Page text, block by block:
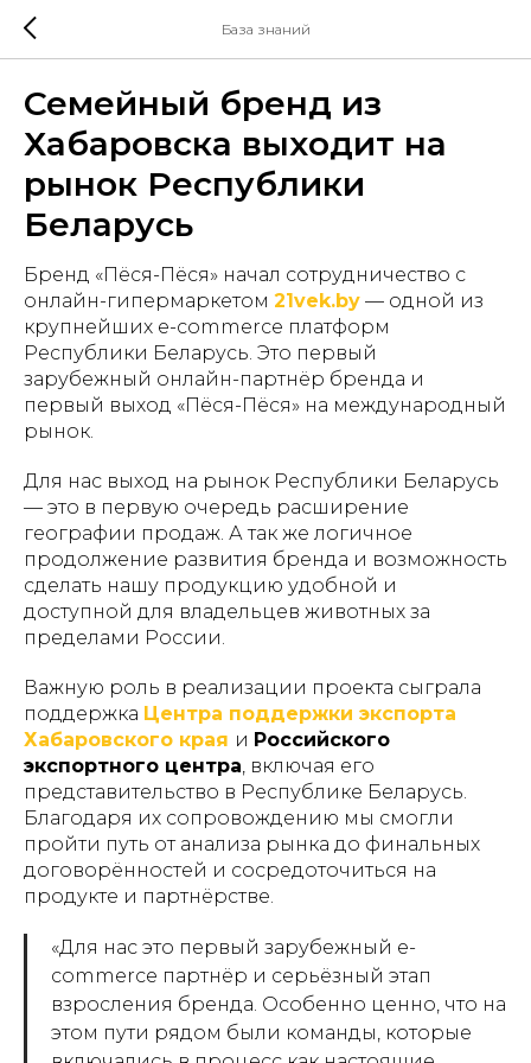
База знаний
Семейный бренд из
Хабаровска выходит на
рынок Республики
Беларусь
Бренд «Пёся-Пёся» начал сотрудничество с
онлайн-гипермаркетом 21vek.by — одной из
крупнейших e-commerce платформ
Республики Беларусь. Это первый
зарубежный онлайн-партнёр бренда и
первый выход «Пёся-Пёся» на международный
рынок.
Для нас выход на рынок Республики Беларусь
— это в первую очередь расширение
географии продаж. А так же логичное
продолжение развития бренда и возможность
сделать нашу продукцию удобной и
доступной для владельцев животных за
пределами России.
Важную роль в реализации проекта сыграла
поддержка Центра поддержки экспорта
Хабаровского края и Российского
экспортного центра, включая его
представительство в Республике Беларусь.
Благодаря их сопровождению мы смогли
пройти путь от анализа рынка до финальных
договорённостей и сосредоточиться на
продукте и партнёрстве.
«Для нас это первый зарубежный e-
commerce партнёр и серьёзный этап
взросления бренда. Особенно ценно, что на
этом пути рядом были команды, которые